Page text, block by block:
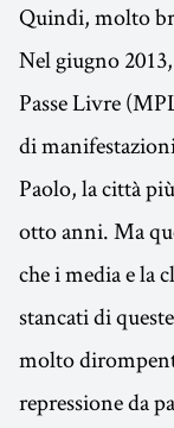
Quindi, molto
Nel giugno
Passe Livre
di
Paolo, la città
otto anni. Ma
che i media e la
stancati di
molto
repressione da